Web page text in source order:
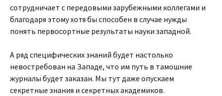
сотрудничает с передовыми зарубежными коллегами и
благодаря этому хотя бы способен в случае нужды
понять первосортные результаты науки западной.
А ряд специфических знаний будет настолько
невостребован на Западе, что им путь в тамошние
журналы будет заказан. Мы тут даже опускаем
секретные знания и секретных академиков.